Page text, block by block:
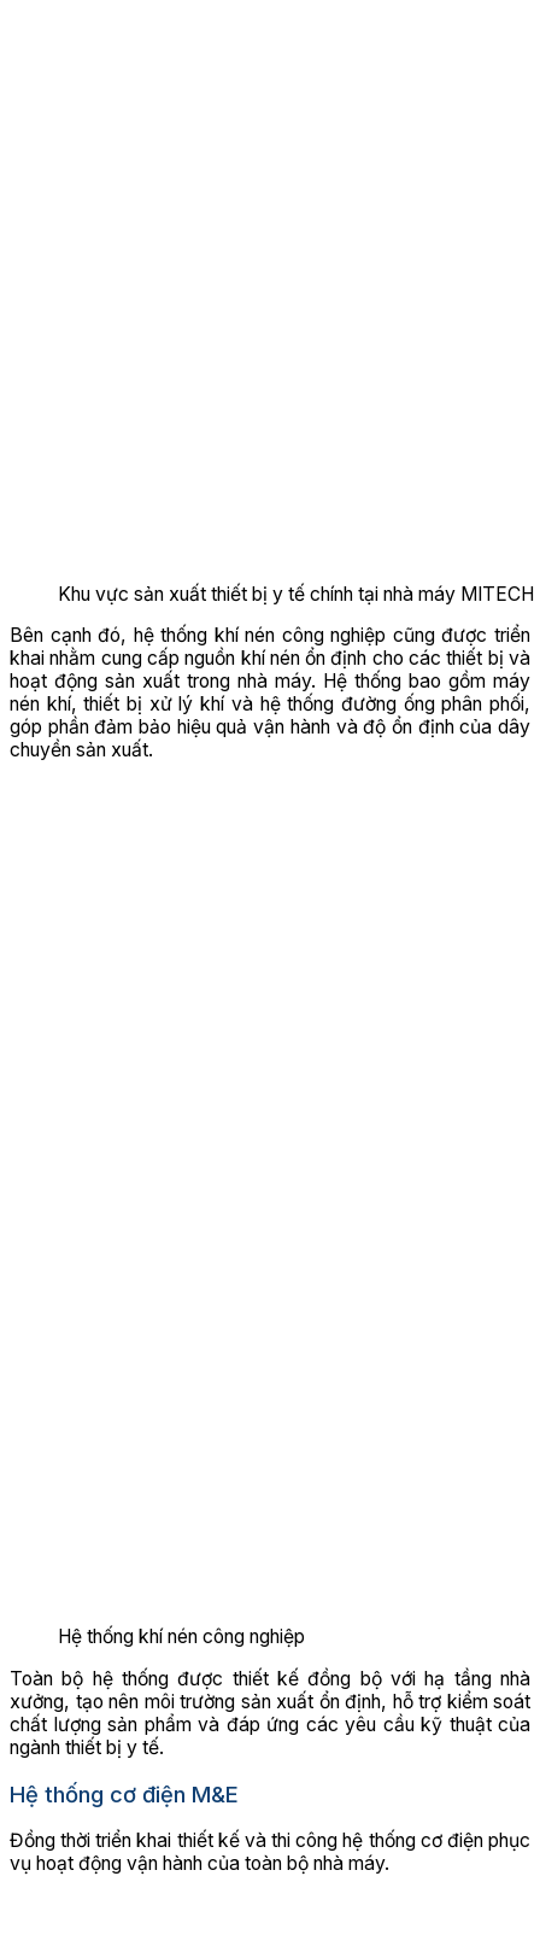
Khu vực sản xuất thiết bị y tế chính tại nhà máy MITECH
Bên cạnh đó, hệ thống khí nén công nghiệp cũng được triển
khai nhằm cung cấp nguồn khí nén ổn định cho các thiết bị và
hoạt động sản xuất trong nhà máy. Hệ thống bao gồm máy
nén khí, thiết bị xử lý khí và hệ thống đường ống phân phối,
góp phần đảm bảo hiệu quả vận hành và độ ổn định của dây
chuyền sản xuất.
Hệ thống khí nén công nghiệp
Toàn bộ hệ thống được thiết kế đồng bộ với hạ tầng nhà
xưởng, tạo nên môi trường sản xuất ổn định, hỗ trợ kiểm soát
chất lượng sản phẩm và đáp ứng các yêu cầu kỹ thuật của
ngành thiết bị y tế.
Hệ thống cơ điện M&E
Đồng thời triển khai thiết kế và thi công hệ thống cơ điện phục
vụ hoạt động vận hành của toàn bộ nhà máy.